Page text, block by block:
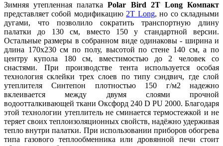
Зимняя утепленная палаткаPolar Bird 2T Long Компакт
представляет собой модификацию 2Т Long, но со складными
дугами, что позволило сократить транспортную длину
палатки до 130 см, вместо 150 у стандартной версии.
Остальные размеры в собранном виде одинаковы - ширина и
длина 170x230 см по полу, высотой по стене 140 см, а по
центру купола 180 см, вместимостью до 2 человек со
снастями. При производстве тента используется особая
технология склейки трех слоев по типу сэндвич, где слой
утеплителя Синтепон плотностью 150 г/м2 надежно
вклеивается между двумя слоями прочной
водоотталкивающей ткани Оксфорд 240 D PU 2000. Благодаря
этой технологии утеплитель не сминается термостежкой и не
теряет своих теплоизоляционных свойств, надёжно удерживая
тепло внутри палатки. При использовании приборов обогрева
типа газового теплообменника или дровянной печи стоит